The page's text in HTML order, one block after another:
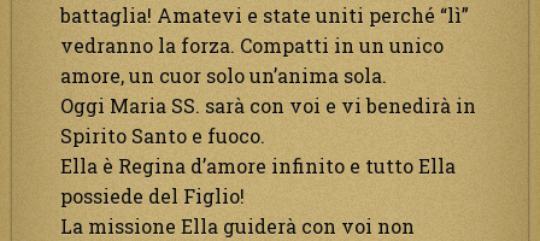
battaglia! Amatevi e state uniti perché “lì”
vedranno la forza. Compatti in un unico
amore, un cuor solo un’anima sola.
Oggi Maria SS. sarà con voi e vi benedirà in
Spirito Santo e fuoco.
Ella è Regina d’amore infinito e tutto Ella
possiede del Figlio!
La missione Ella guiderà con voi non